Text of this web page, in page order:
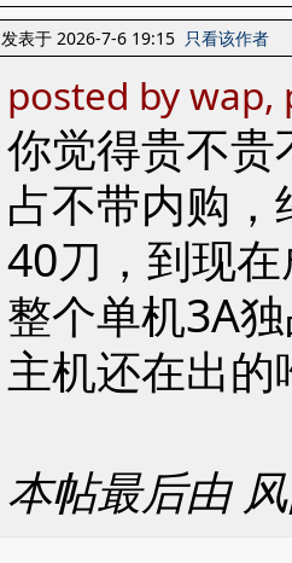
发表于 2026-7-6 19:15 只看该作者
posted by
你觉得贵不
占不带内购
40刀，到现
整个单机3A
主机还在出
本帖最后由